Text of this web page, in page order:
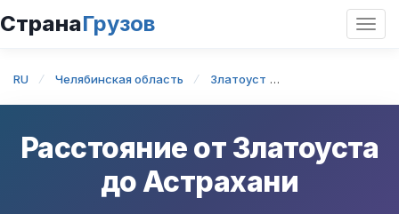
СтранаГрузов
RU Челябинская область Златоуст
Расстояние от Златоуста
доАстрахани